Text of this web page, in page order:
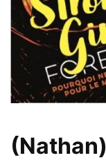
(Nathan)